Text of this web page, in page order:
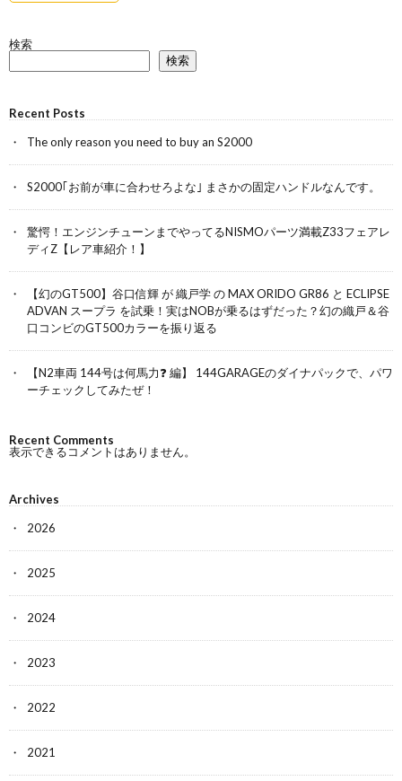
検索
検索
Recent Posts
The only reason you need to buy an S2000
S2000｢お前が車に合わせろよな｣ まさかの固定ハンドルなんです。
驚愕！エンジンチューンまでやってるNISMOパーツ満載Z33フェアレ
ディZ【レア車紹介！】
【幻のGT500】谷口信輝 が 織戸学 の MAX ORIDO GR86 と ECLIPSE
ADVAN スープラ を試乗！実はNOBが乗るはずだった？幻の織戸＆谷
口コンビのGT500カラーを振り返る
【N2車両 144号は何馬力❓ 編】 144GARAGEのダイナパックで、パワ
ーチェックしてみたぜ！
Recent Comments
表示できるコメントはありません。
Archives
2026
2025
2024
2023
2022
2021